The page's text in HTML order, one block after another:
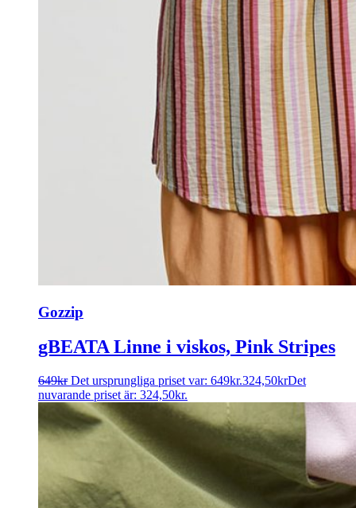
Gozzip
gBEATA Linne i viskos, Pink Stripes
649kr Det ursprungliga priset var: 649kr.324,50krDet
nuvarande priset är: 324,50kr.